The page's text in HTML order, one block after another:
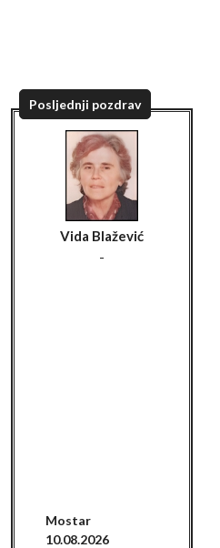
Posljednji pozdrav
Vida Blažević
-
Mostar
10.08.2026